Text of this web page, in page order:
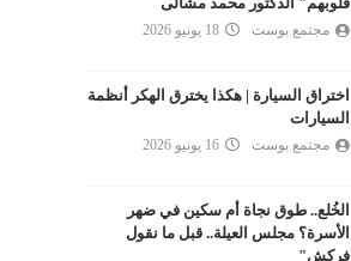
مجتمع بوست 18 يونيو 2026
اختراق السيارة | هكذا يخترق الهكر أنظمة
السيارات
مجتمع بوست 16 يونيو 2026
الخُلع.. طوق نجاة أم سكين في ضهر
الأسرة؟ مجلس العيلة.. قبل ما نقول
فركش"